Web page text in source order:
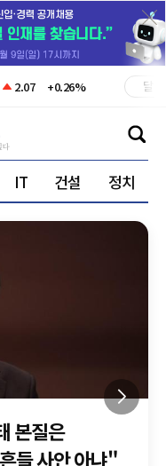
2.07 +0.26% 달러
IT 건설 정치
천지 의혹'
"
본질은
들 사안 아냐"
…이찬우號
차